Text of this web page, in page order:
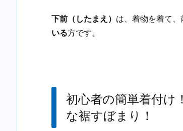
下前（したまえ） は、着物を着て、
いる方です。
初心者の簡単着付け
な裾すぼまり！